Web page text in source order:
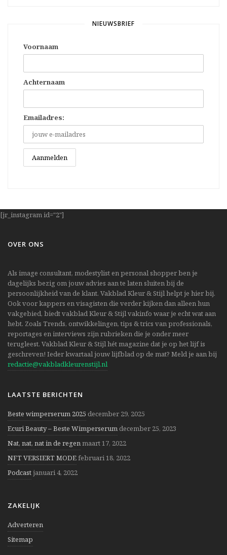
NIEUWSBRIEF
Voornaam
Achternaam
Emailadres:
[jr_instagram id="2"]
OVER ONS
Als image consultant, modestylist en personal shopper ben je
dagelijks bezig om jouw advies aan te laten sluiten bij de
persoonlijkheid van de klant. Vakblad Kleur & Stijl helpt je hier bij.
Ook voor kappers en visagisten die verder kijken dan alleen hun
vakgebied, biedt vakblad Kleur & Stijl vakinfo waar je echt wat aan
hebt. Zoals Trends, ontwikkelingen, tips & trics van professionals,
reportages en interviews zijn rubrieken die je onder meer
terugleest. Vakblad Kleur & Stijl hét magazine dat je op het lijf is
geschreven! Ieder kwartaal jouw lijfblad op de mat? Meld je aan bij
redactie@vakbladkleurenstijl.nl
LAATSTE BERICHTEN
Beste wimperserum 2025 december 29, 2025
Ecuri Beauty – Beste Wimperserum december 25, 2023
Nat, nat, nat in de regenmaart 17, 2022
NFT VERSIERT MODEfebruari 18, 2022
Podcastjanuari 4, 2022
ZAKELIJK
Adverteren
Sitemap